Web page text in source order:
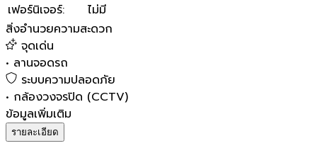
เฟอร์นิเจอร์:
ไม่มี
สิ่งอำนวยความสะดวก
จุดเด่น
• ลานจอดรถ
ระบบความปลอดภัย
• กล้องวงจรปิด (CCTV)
ข้อมูลเพิ่มเติม
รายละเอียด